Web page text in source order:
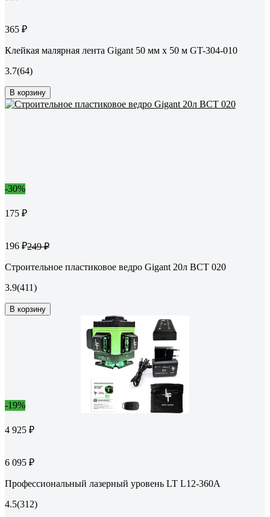
365 ₽
Клейкая малярная лента Gigant 50 мм х 50 м GT-304-010
3.7(64)
В корзину
-30%
175 ₽
196 ₽249 ₽
Строительное пластиковое ведро Gigant 20л BCT 020
3.9(411)
В корзину
-19%
4 925 ₽
6 095 ₽
Профессиональный лазерный уровень LT L12-360A
4.5(312)